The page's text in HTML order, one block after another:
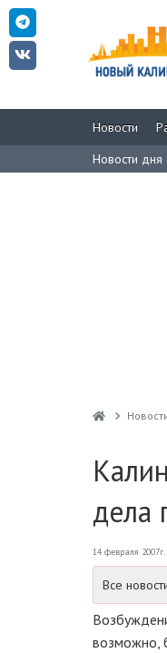
Новости
Новости дня
дела
14 февраля
Все
возможно,